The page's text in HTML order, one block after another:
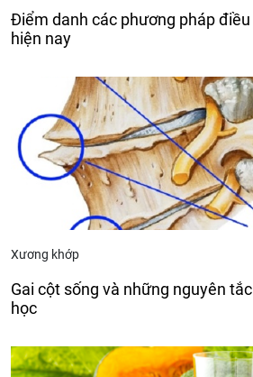
Điểm danh các phương pháp
hiện nay
Xương khớp
Gai cột sống và những nguyên
học